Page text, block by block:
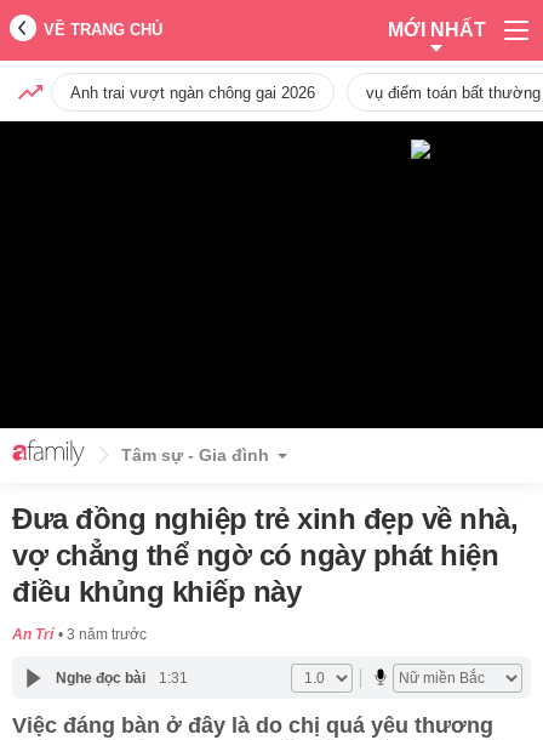
VỀ TRANG CHỦ MỚI NHẤT
Anh trai vượt ngàn chông gai 2026 vụ điểm toán bất
Tâm sự - Gia đình
Đưa đồng nghiệp trẻ xinh đẹp về nhà,
vợ chẳng thể ngờ có ngày phát hiện
điều khủng khiếp này
An Trí 3 năm trước
Nghe đọc bài 1:31
Việc đáng bàn ở đây là do chị quá yêu thương